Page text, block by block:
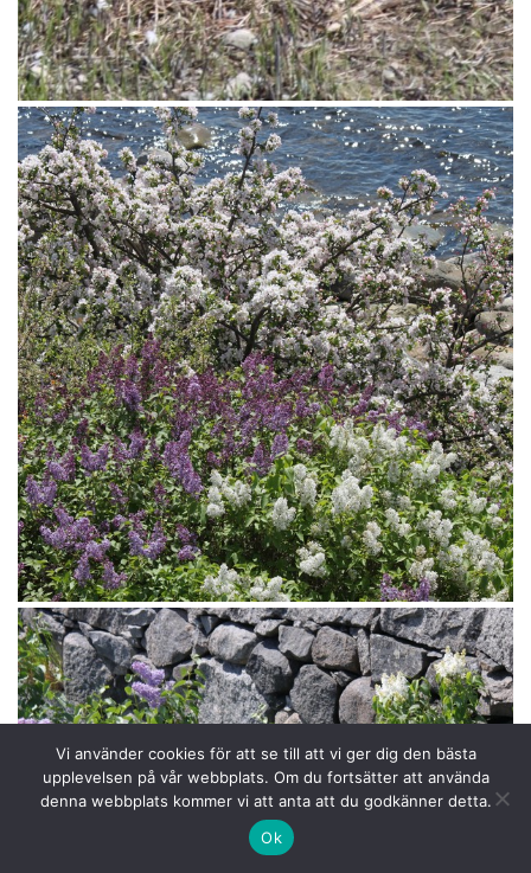
Vi använder cookies för att se till att vi ger dig den bästa
upplevelsen på vår webbplats. Om du fortsätter att använda
denna webbplats kommer vi att anta att du godkänner detta.
Ok